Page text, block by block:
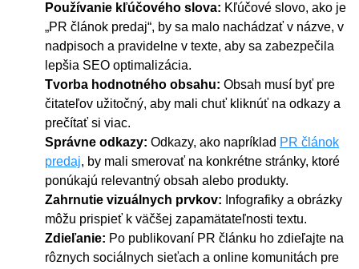
Používanie kľúčového slova: Kľúčové slovo, ako je
„PR článok predaj“, by sa malo nachádzať v názve, v
nadpisoch a pravidelne v texte, aby sa zabezpečila
lepšia SEO optimalizácia.
Tvorba hodnotného obsahu: Obsah musí byť pre
čitateľov užitočný, aby mali chuť kliknúť na odkazy a
prečítať si viac.
Správne odkazy: Odkazy, ako napríklad PR článok
predaj, by mali smerovať na konkrétne stránky, ktoré
ponúkajú relevantný obsah alebo produkty.
Zahrnutie vizuálnych prvkov: Infografiky a obrázky
môžu prispieť k väčšej zapamätateľnosti textu.
Zdieľanie: Po publikovaní PR článku ho zdieľajte na
rôznych sociálnych sieťach a online komunitách pre